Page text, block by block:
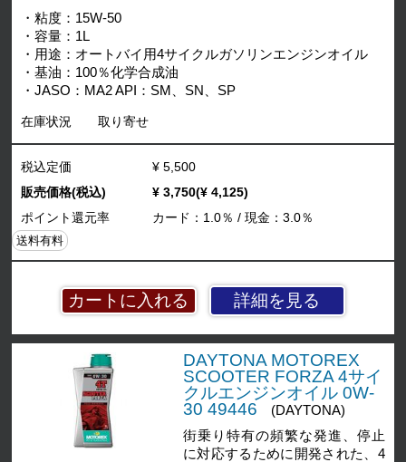
・粘度：15W-50
・容量：1L
・用途：オートバイ用4サイクルガソリンエンジンオイル
・基油：100％化学合成油
・JASO：MA2 API：SM、SN、SP
在庫状況 取り寄せ
詳細を見る
税込定価
¥ 5,500
販売価格(税込)
¥ 3,750(¥ 4,125)
ポイント還元率
カード：1.0％ / 現金：3.0％
送料有料
DAYTONA MOTOREX
SCOOTER FORZA 4サイ
クルエンジンオイル 0W-
30 49446
(DAYTONA)
街乗り特有の頻繁な発進、停止
に対応するために開発された、4